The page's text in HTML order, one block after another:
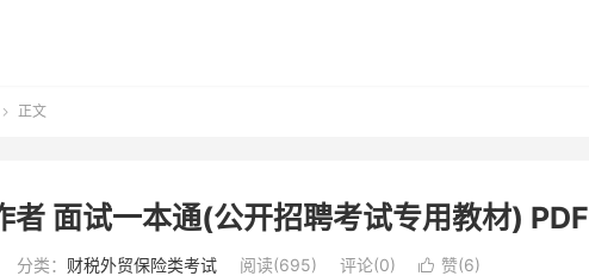
 正文
面试一本通(公开招聘考试专用教材) PDF
分类： 财税外贸保险类考试 阅读(695) 评论(0)  赞(6)